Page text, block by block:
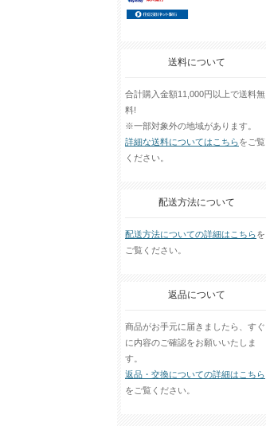
送料について
合計購入金額11,000円以上で送料無
料!
※一部対象外の地域があります。
詳細な送料についてはこちらをご覧
ください。
配送方法について
配送方法についての詳細はこちらを
ご覧ください。
返品について
商品がお手元に届きましたら、すぐ
に内容のご確認をお願いいたしま
す。
返品・交換についての詳細はこちら
をご覧ください。